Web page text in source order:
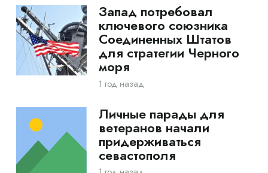
Запад потребовал
ключевого союзника
Соединенных Штатов
для стратегии Черного
моря
1 год назад
Личные парады для
ветеранов начали
придерживаться
севастополя